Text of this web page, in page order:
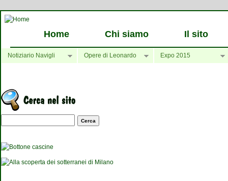
Home Chi siamo Il sito
Notiziario Navigli Opere di Leonardo Expo 2015
Maschera di ricerca